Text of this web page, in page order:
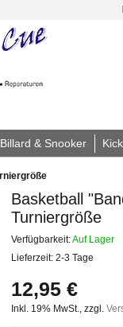
Billard & Snooker
Basketball
Turniergröße
Verfügbarkeit:Auf Lager
Lieferzeit: 2-3 Tage
12,95 €
Inkl. 19% MwSt., zzgl.